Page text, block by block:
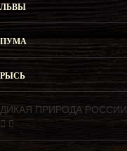
ЛЬВЫ
ПУМА
РЫСЬ
ДИКАЯ ПРИРОДА РОССИИ